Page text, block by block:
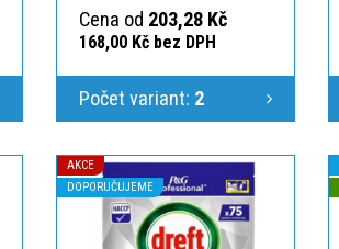
Cena od 203,28 Kč
168,00 Kč bez DPH
Počet variant: 2
AKCE
DOPORUČUJEME